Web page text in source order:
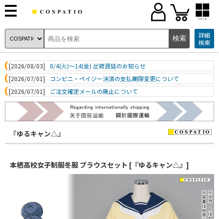
ブランド
詳細
検索
[2026/08/03]
8/4(火)～14(金) 出荷遅延のお知らせ
[2026/07/01]
コンビニ・ペイジー決済の支払期限変更について
[2026/07/01]
ご注文確定メールの廃止について
『ゆるキャン△』
本栖高校女子制服冬服 ブラウスセット [『ゆるキャン△』]